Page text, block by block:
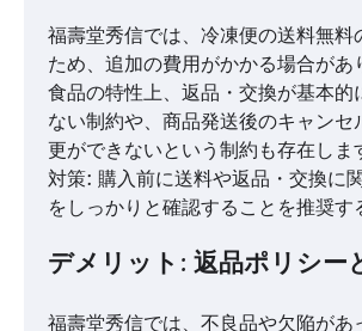
福壽堂秀信では、冷凍便の送料無料
ため、追加の費用がかかる場合があ
食品の特性上、返品・交換が基本的
ない制約や、商品発送後のキャンセ
更ができないという制約も存在しま
対策: 購入前に送料や返品・交換に
をしっかりと確認することを推奨す
デメリット: 返品ポリシー
福壽堂秀信では、不良品や欠陥があ